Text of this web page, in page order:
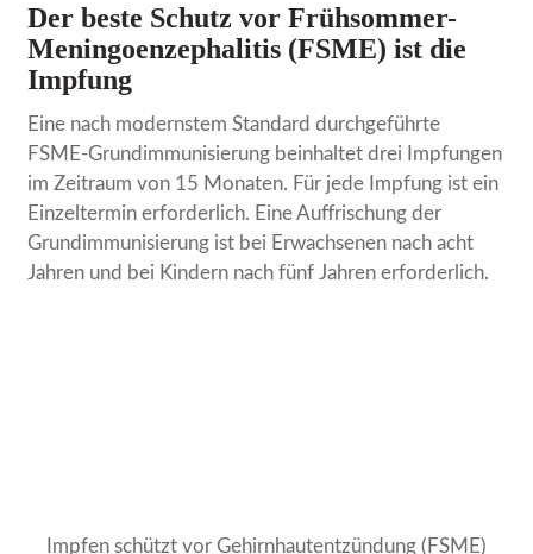
Der beste Schutz vor Frühsommer-
Meningoenzephalitis (FSME) ist die
Impfung
Eine nach modernstem Standard durchgeführte
FSME-Grundimmunisierung beinhaltet drei Impfungen
im Zeitraum von 15 Monaten. Für jede Impfung ist ein
Einzeltermin erforderlich. Eine Auffrischung der
Grundimmunisierung ist bei Erwachsenen nach acht
Jahren und bei Kindern nach fünf Jahren erforderlich.
Impfen schützt vor Gehirnhautentzündung (FSME)